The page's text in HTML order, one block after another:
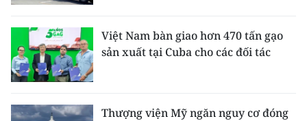
VỀ BÁO NHÂN DÂN
Việt Nam bàn giao hơn 470 tấn gạo
sản xuất tại Cuba cho các đối tác
Thượng viện Mỹ ngăn nguy cơ đóng